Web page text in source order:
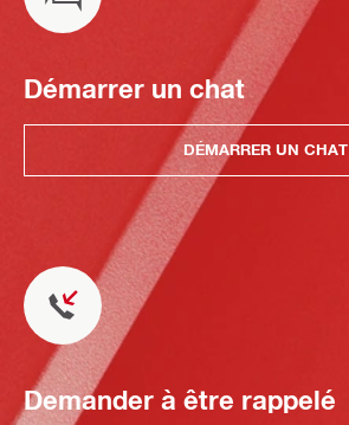
Démarrer un chat
DÉMARRER UN CHAT
Demander à être rappelé